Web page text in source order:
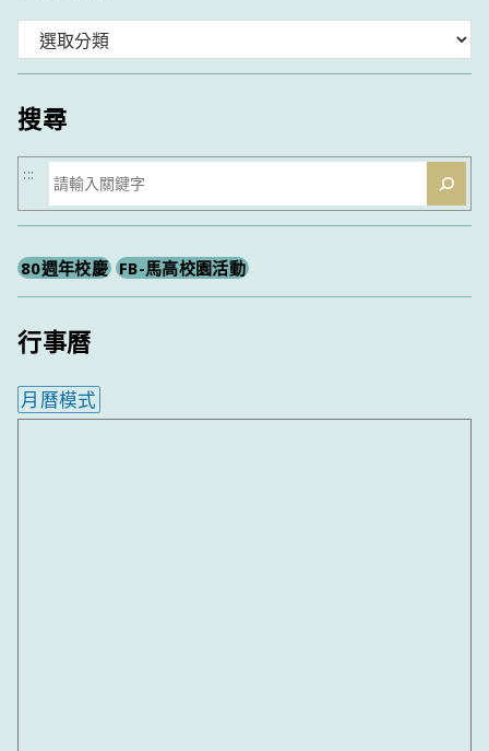
類
搜尋
搜
尋
:::
80週年校慶 FB-馬高校園活動
行事曆
月曆模式